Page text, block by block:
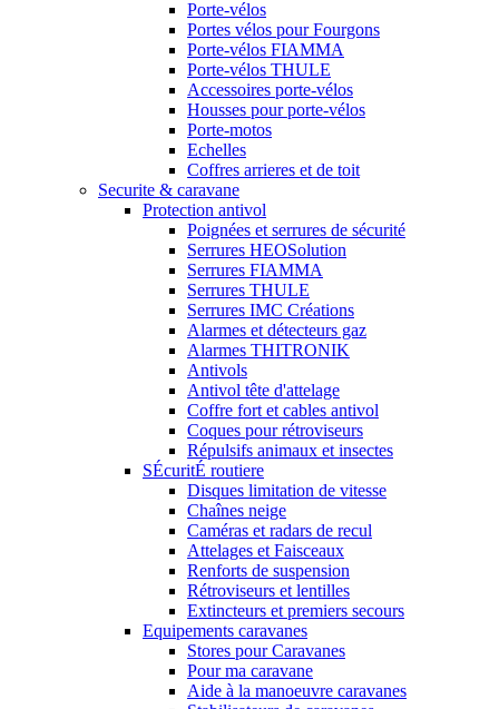
Porte-vélos
Portes vélos pour Fourgons
Porte-vélos FIAMMA
Porte-vélos THULE
Accessoires porte-vélos
Housses pour porte-vélos
Porte-motos
Echelles
Coffres arrieres et de toit
Securite & caravane
Protection antivol
Poignées et serrures de sécurité
Serrures HEOSolution
Serrures FIAMMA
Serrures THULE
Serrures IMC Créations
Alarmes et détecteurs gaz
Alarmes THITRONIK
Antivols
Antivol tête d'attelage
Coffre fort et cables antivol
Coques pour rétroviseurs
Répulsifs animaux et insectes
SÉcuritÉ routiere
Disques limitation de vitesse
Chaînes neige
Caméras et radars de recul
Attelages et Faisceaux
Renforts de suspension
Rétroviseurs et lentilles
Extincteurs et premiers secours
Equipements caravanes
Stores pour Caravanes
Pour ma caravane
Aide à la manoeuvre caravanes